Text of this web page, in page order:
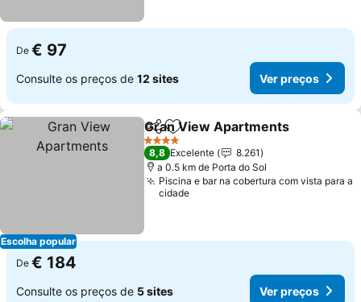
De € 97
Consulte os preços de 12 sites Ver preços
Escolha popular
PartilharAdicionar aos favoritos
Gran View Apartments
4 Estrelas
8,8 Excelente
8.261
a 0.5 km de Porta do Sol
Piscina e bar na cobertura com vista para a
cidade
De € 184
Consulte os preços de 5 sites Ver preços